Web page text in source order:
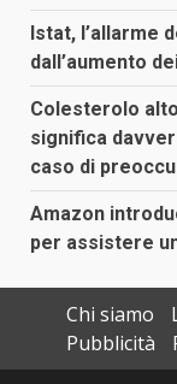
Istat, l’allarme
dall’aumento
Colesterolo
significa
caso di
Amazon
per assistere
Chi siamo
Pubblicità